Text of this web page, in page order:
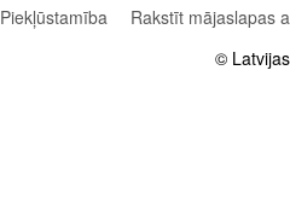
Piekļūstamība
Rakstīt mājaslapas
©